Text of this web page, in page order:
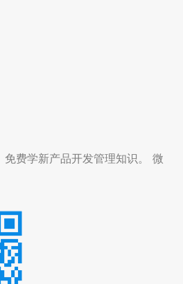
费学新产品开发管理知识。 微